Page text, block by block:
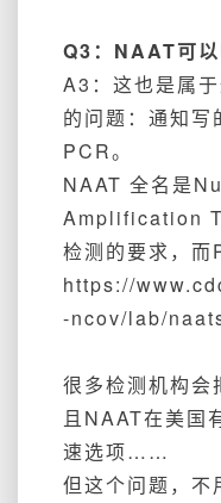
Q3：NAAT可以
A3：这也是属
的问题：通知写
PCR。
NAAT 全名是
Amplification
检测的要求，而
https://
-ncov/lab/
很多检测机构
且NAAT在美国
速选项……
但这个问题，不